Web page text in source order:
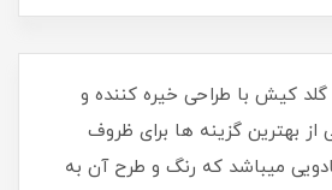
کیش با طراحی خیره کننده و
از بهترین گزینه ها برای ظروف
میباشد که رنگ و طرح آن به